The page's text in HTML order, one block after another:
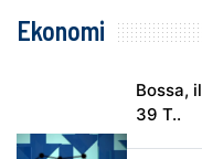
Ekonomi
Bossa,
39 T..